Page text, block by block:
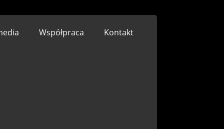
Współpraca Kontakt